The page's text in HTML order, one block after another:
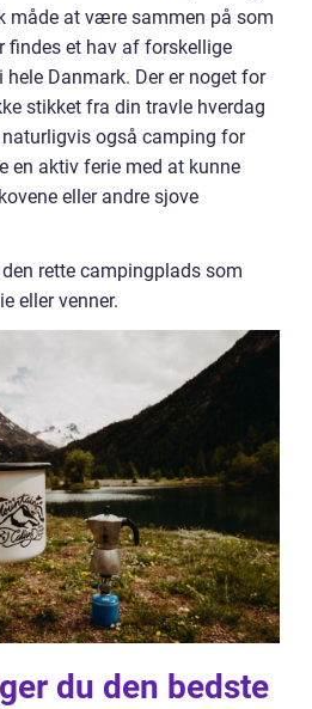
måde at være sammen på som
findes et hav af forskellige
Danmark. Der er noget for
stikket fra din travle hverdag
også camping for
en aktiv ferie med at kunne
eller andre sjove
rette campingplads som
eller venner.
du den bedste